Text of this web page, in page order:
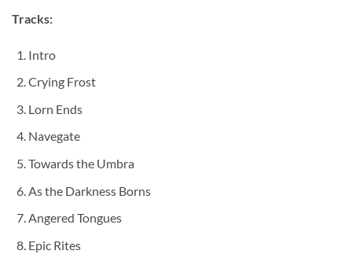
Tracks:
Intro
Crying Frost
Lorn Ends
Navegate
Towards the Umbra
As the Darkness Borns
Angered Tongues
Epic Rites